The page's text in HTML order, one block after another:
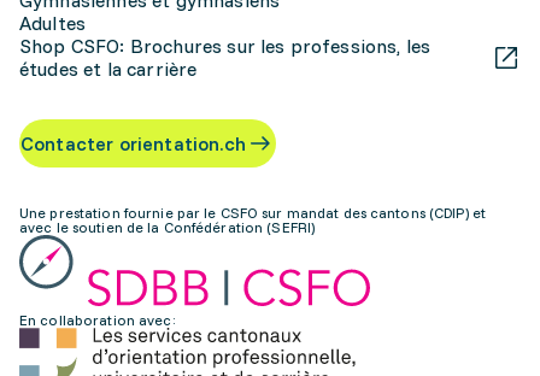
Adultes
Shop CSFO: Brochures sur les professions, les
études et la carrière
Contacter orientation.ch
Une prestation fournie par le CSFO sur mandat des cantons (CDIP) et
avec le soutien de la Confédération (SEFRI)
En collaboration avec: